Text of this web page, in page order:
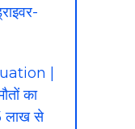
|
का
लाख से